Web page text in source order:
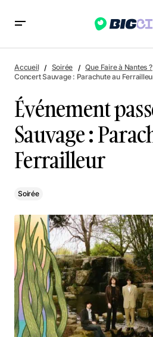
Ferrailleur
Accueil Soirée Que Faire à Nantes ?
Concert Sauvage : Parachute au
Événement
Sauvage :
Ferrailleur
Soirée